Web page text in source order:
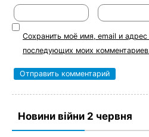
Сохранить моё имя, email и
последующих моих
Новини війни 2 червня